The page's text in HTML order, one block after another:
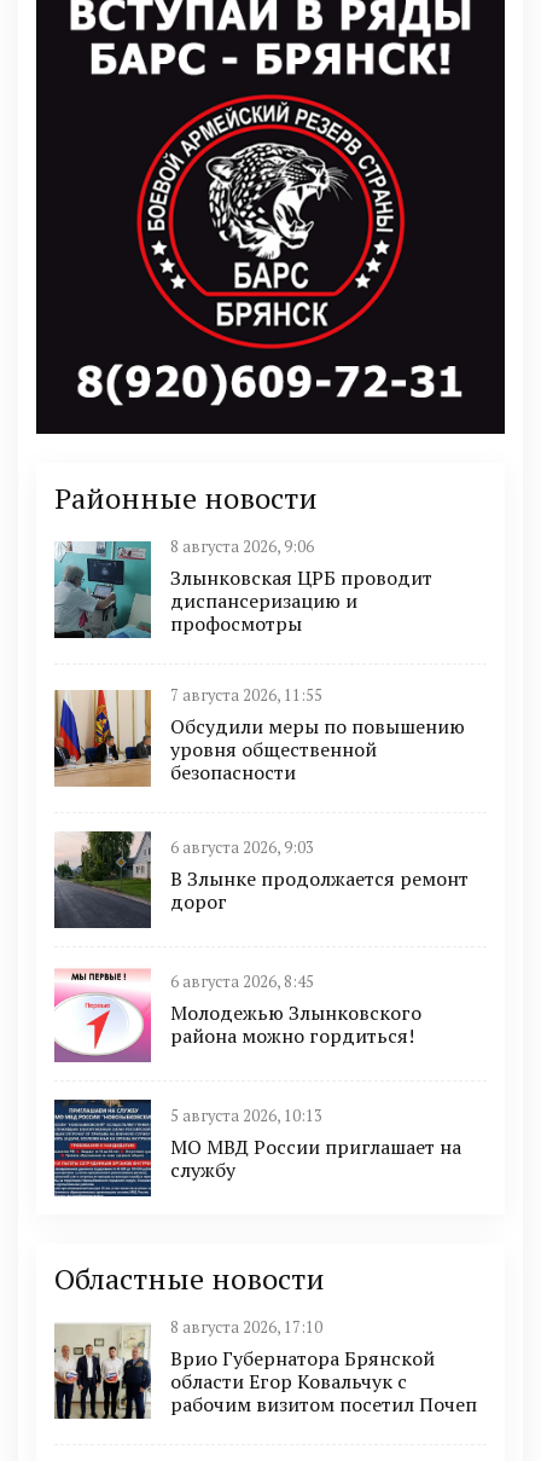
Районные новости
8 августа 2026, 9:06
Злынковская ЦРБ проводит
диспансеризацию и
профосмотры
7 августа 2026, 11:55
Обсудили меры по повышению
уровня общественной
безопасности
6 августа 2026, 9:03
В Злынке продолжается ремонт
дорог
6 августа 2026, 8:45
Молодежью Злынковского
района можно гордиться!
5 августа 2026, 10:13
МО МВД России приглашает на
службу
Областные новости
8 августа 2026, 17:10
Врио Губернатора Брянской
области Егор Ковальчук с
рабочим визитом посетил Почеп